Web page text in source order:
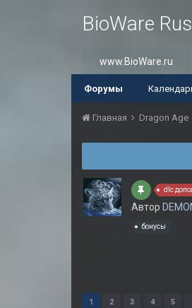
BioWare
www.BioWare.ru
Форумы
Главная Dragon Age
dlc
Автор
бонусы
1 2 3 4 5